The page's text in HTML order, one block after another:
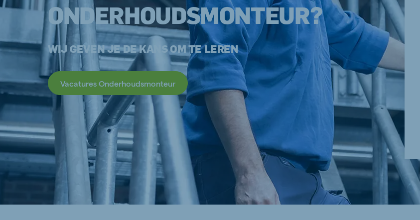
ONDERHOUDSMONTEUR?
WIJ GEVEN JE DE KANS OM TE LEREN
Vacatures Onderhoudsmonteur